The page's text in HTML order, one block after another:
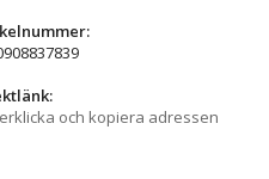
och kopiera adressen